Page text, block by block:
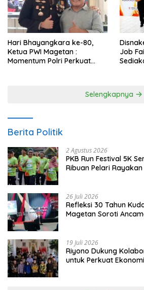
Hari Bhayangkara ke-80,
Ketua PWI Magetan :
Momentum Polri Perkuat
Job
Selengkapnya
Berita Politik
2 Agustus 2026
PKB Run Festival 5K
Ribuan Pelari Rayakan
26 Juli 2026
Refleksi 30 Tahun
Magetan Soroti
19 Juli 2026
Riyono Dukung
untuk Perkuat